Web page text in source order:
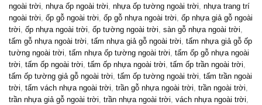
ngoài trời, nhựa ốp ngoài trời, nhựa ốp tường ngoài trời, nhựa trang trí
ngoài trời, ốp gỗ ngoài trời, ốp gỗ nhựa ngoài trời, ốp nhựa giả gỗ ngoài
trời, ốp nhựa ngoài trời, ốp tường ngoài trời, sàn gỗ nhựa ngoài trời,
tấm gỗ nhựa ngoài trời, tấm nhựa giả gỗ ngoài trời, tấm nhựa giả gỗ ốp
tường ngoài trời, tấm nhựa ốp tường ngoài trời, tấm ốp gỗ nhựa ngoài
trời, tấm ốp ngoài trời, tấm ốp nhựa ngoài trời, tấm ốp trần ngoài trời,
tấm ốp tường giả gỗ ngoài trời, tấm ốp tường ngoài trời, tấm trần ngoài
trời, tấm vách nhựa ngoài trời, trần gỗ nhựa ngoài trời, trần ngoài trời,
trần nhựa giả gỗ ngoài trời, trần nhựa ngoài trời, vách nhựa ngoài trời,